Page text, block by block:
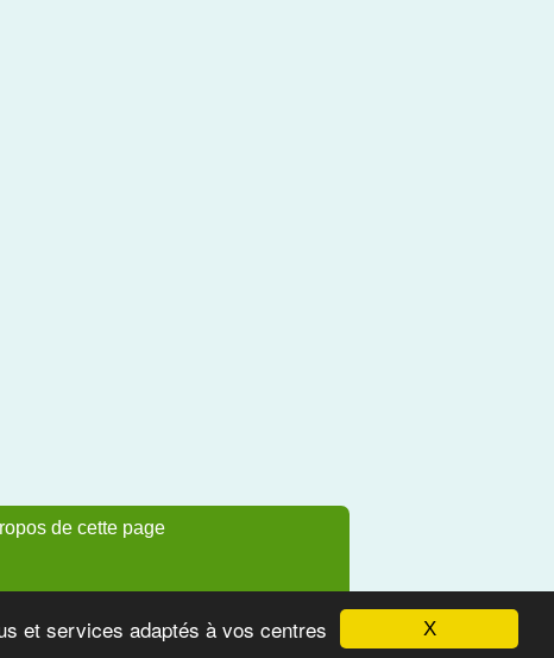
X
et services adaptés à vos centres
de cette page